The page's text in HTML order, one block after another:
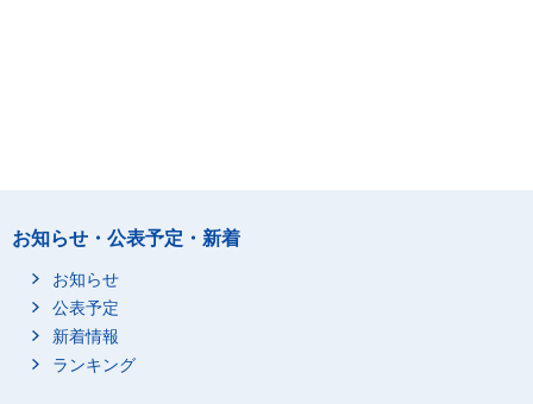
お知らせ・公表予定・新着
お知らせ
公表予定
新着情報
ランキング